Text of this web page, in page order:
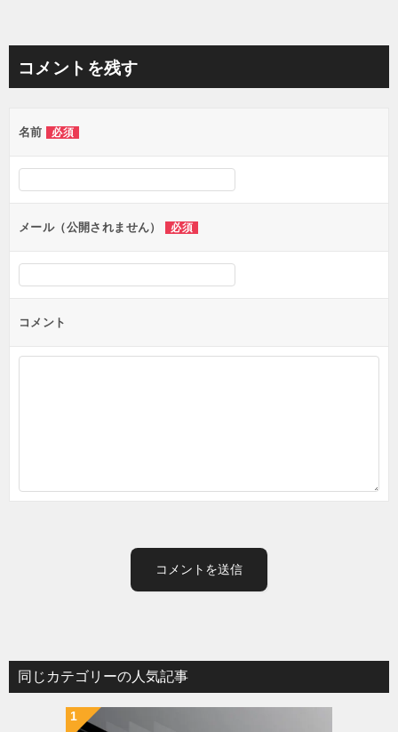
コメントを残す
名前 必須
メール（公開されません） 必須
コメント
同じカテゴリーの人気記事